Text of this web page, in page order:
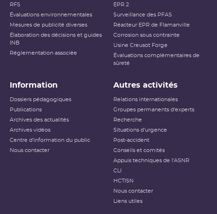
RFS
Évaluations environnementales
Mesures de publicité diverses
Élaboration des décisions et guides
INB
Réglementation associée
EPR 2
Surveillance des PFAS
Réacteur EPR de Flamanville
Corrosion sous contrainte
Usine Creusot Forge
Évaluations complémentaires de
sûreté
Information
Dossiers pédagogiques
Publications
Archives des actualités
Archives vidéos
Centre d'information du public
Nous contacter
Autres activités
Relations internationales
Groupes permanents d'experts
Recherche
Situations d'urgence
Post-accident
Conseils et comités
Appuis techniques de l'ASNR
CLI
HCTISN
Nous contacter
Liens utiles